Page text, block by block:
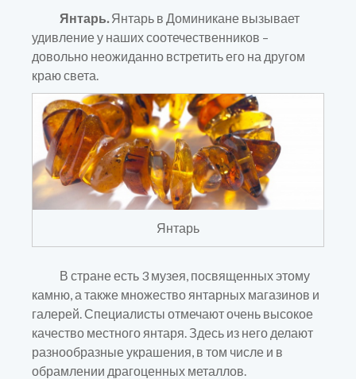
Янтарь.Янтарь в Доминикане вызывает
удивление у наших соотечественников –
довольно неожиданно встретить его на другом
краю света.
Янтарь
В стране есть 3 музея, посвященных этому
камню, а также множество янтарных магазинов и
галерей. Специалисты отмечают очень высокое
качество местного янтаря. Здесь из него делают
разнообразные украшения, в том числе и в
обрамлении драгоценных металлов.